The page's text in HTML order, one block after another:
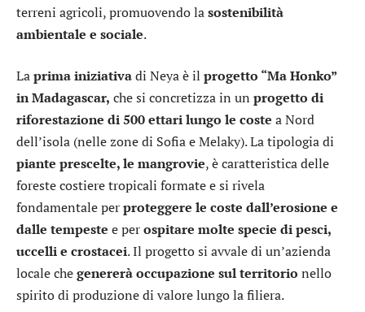
terreni agricoli, promuovendo lasostenibilità
ambientale e sociale.
Laprima iniziativadi Neya è il progetto “Ma Honko”
in Madagascar, che si concretizza in un progetto di
riforestazione di 500 ettari lungo le coste a Nord
dell’isola (nelle zone di Sofia e Melaky). La tipologia di
piante prescelte, le mangrovie, è caratteristica delle
foreste costiere tropicali formate e si rivela
fondamentale perproteggere le coste dall’erosione e
dalle tempeste e perospitare molte specie di pesci,
uccelli e crostacei. Il progetto si avvale di un’azienda
locale chegenererà occupazione sul territorio nello
spirito di produzione di valore lungo la filiera.